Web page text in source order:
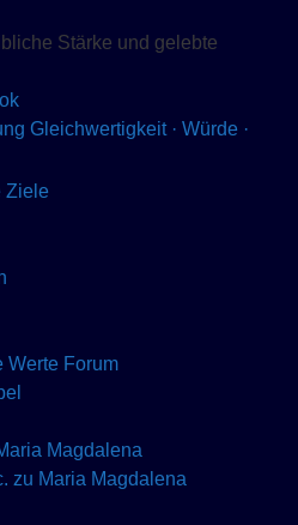
Stärke und gelebte
Gleichwertigkeit · Würde ·
Ziele
Werte Forum
Magdalena
zu Maria Magdalena